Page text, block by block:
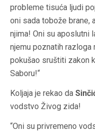
probleme tisuća ljudi
oni sada tobože brane,
njima! Oni su aposlutni
njemu poznatih razloga
pokušao sruštiti zakon
Saboru!“
Koljaja je rekao da
vodstvo Živog zida!
“Oni su privremeno